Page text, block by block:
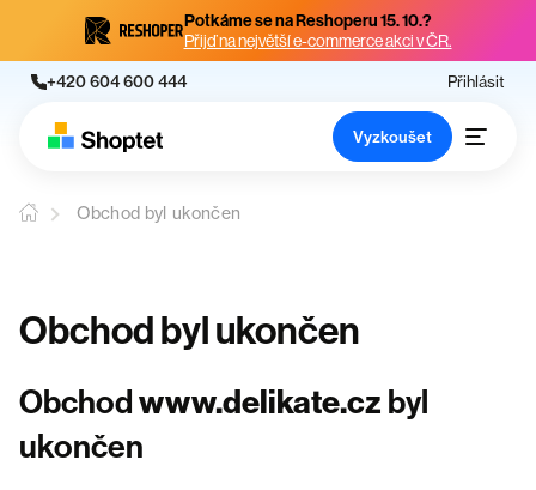
Potkáme se na Reshoperu 15. 10.?
Přijď na největší e-commerce akci v ČR.
+420 604 600 444 Přihlásit
Vyzkoušet
Obchod byl ukončen
Obchod byl ukončen
Obchodwww.delikate.cz byl
ukončen